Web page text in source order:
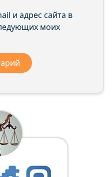
и адрес сайта в
моих